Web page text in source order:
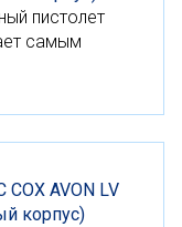
пистолет
самым
COX AVON LV
корпус)